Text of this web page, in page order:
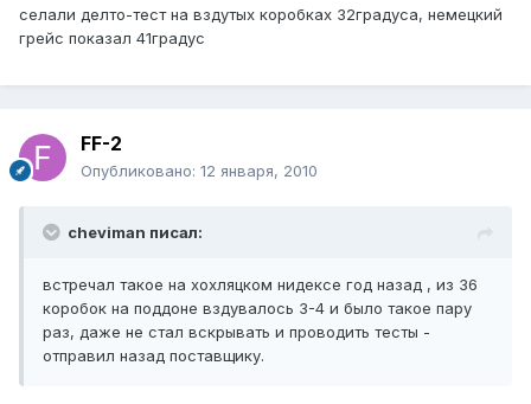
селали делто-тест на вздутых коробках 32градуса, немецкий
грейс показал 41градус
FF-2
Опубликовано: 12 января, 2010
cheviman писал:
встречал такое на хохляцком нидексе год назад , из 36
коробок на поддоне вздувалось 3-4 и было такое пару
раз, даже не стал вскрывать и проводить тесты -
отправил назад поставщику.